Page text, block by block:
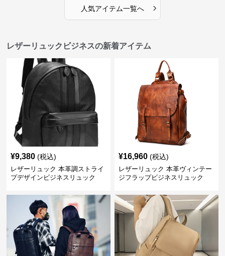
人気アイテム一覧へ ›
レザーリュックビジネスの新着アイテム
¥9,380 (税込)
レザーリュック 本革調ストライ
プデザインビジネスリュック
¥16,960 (税込)
レザーリュック 本革ヴィンテー
ジフラップビジネスリュック